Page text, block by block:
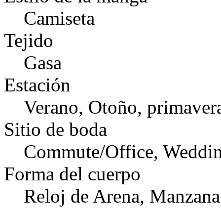
Camiseta
Tejido
Gasa
Estación
Verano, Otoño,
Sitio de boda
Commute/Office,
Forma del cuerpo
Reloj de Arena, Manzana